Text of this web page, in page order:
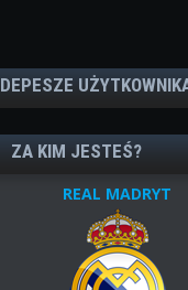
DEPESZE
ZA KIM JESTEŚ?
REAL MADRYT